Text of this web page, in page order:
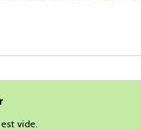
vide.